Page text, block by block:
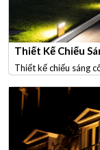
Thiết Kế Chiếu
Thiết kế chiếu sáng